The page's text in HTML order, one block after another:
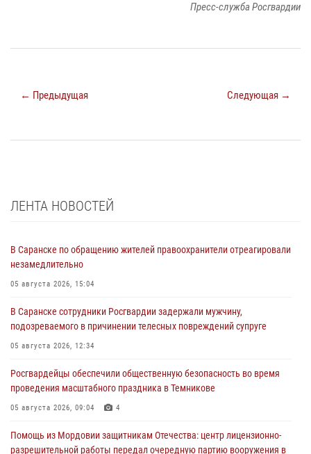
Пресс-служба Росгвардии
← Предыдущая Следующая →
ЛЕНТА НОВОСТЕЙ
В Саранске по обращению жителей правоохранители отреагировали
незамедлительно
05 августа 2026, 15:04
В Саранске сотрудники Росгвардии задержали мужчину,
подозреваемого в причинении телесных повреждений супруге
05 августа 2026, 12:34
Росгвардейцы обеспечили общественную безопасность во время
проведения масштабного праздника в Темникове
05 августа 2026, 09:04 4
Помощь из Мордовии защитникам Отечества: центр лицензионно-
разрешительной работы передал очередную партию вооружения в